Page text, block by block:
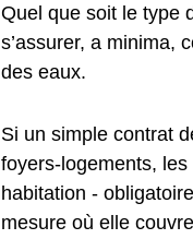
Quel que soit le type
s’assurer, a minima,
des eaux.
Si un simple contrat
foyers-logements,
habitation -
mesure où elle